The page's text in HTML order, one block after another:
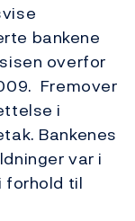
bankene
overfor
Fremover
i
Bankenes
var i
forhold til